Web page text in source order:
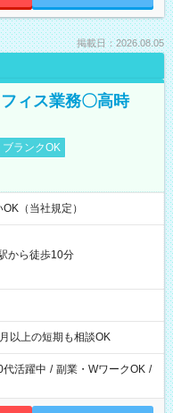
掲載日：2026.08.05
ィス業務〇高時
ブランクOK
（当社規定）
から徒歩10分
以上の短期も相談OK
代活躍中 / 副業・WワークOK /